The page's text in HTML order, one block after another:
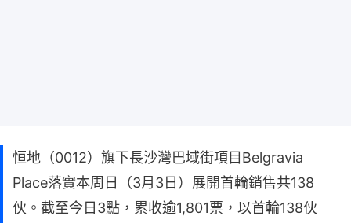
恒地（0012）旗下長沙灣巴域街項目Belgravia
Place落實本周日（3月3日）展開首輪銷售共138
伙。截至今日3點，累收逾1,801票，以首輪138伙